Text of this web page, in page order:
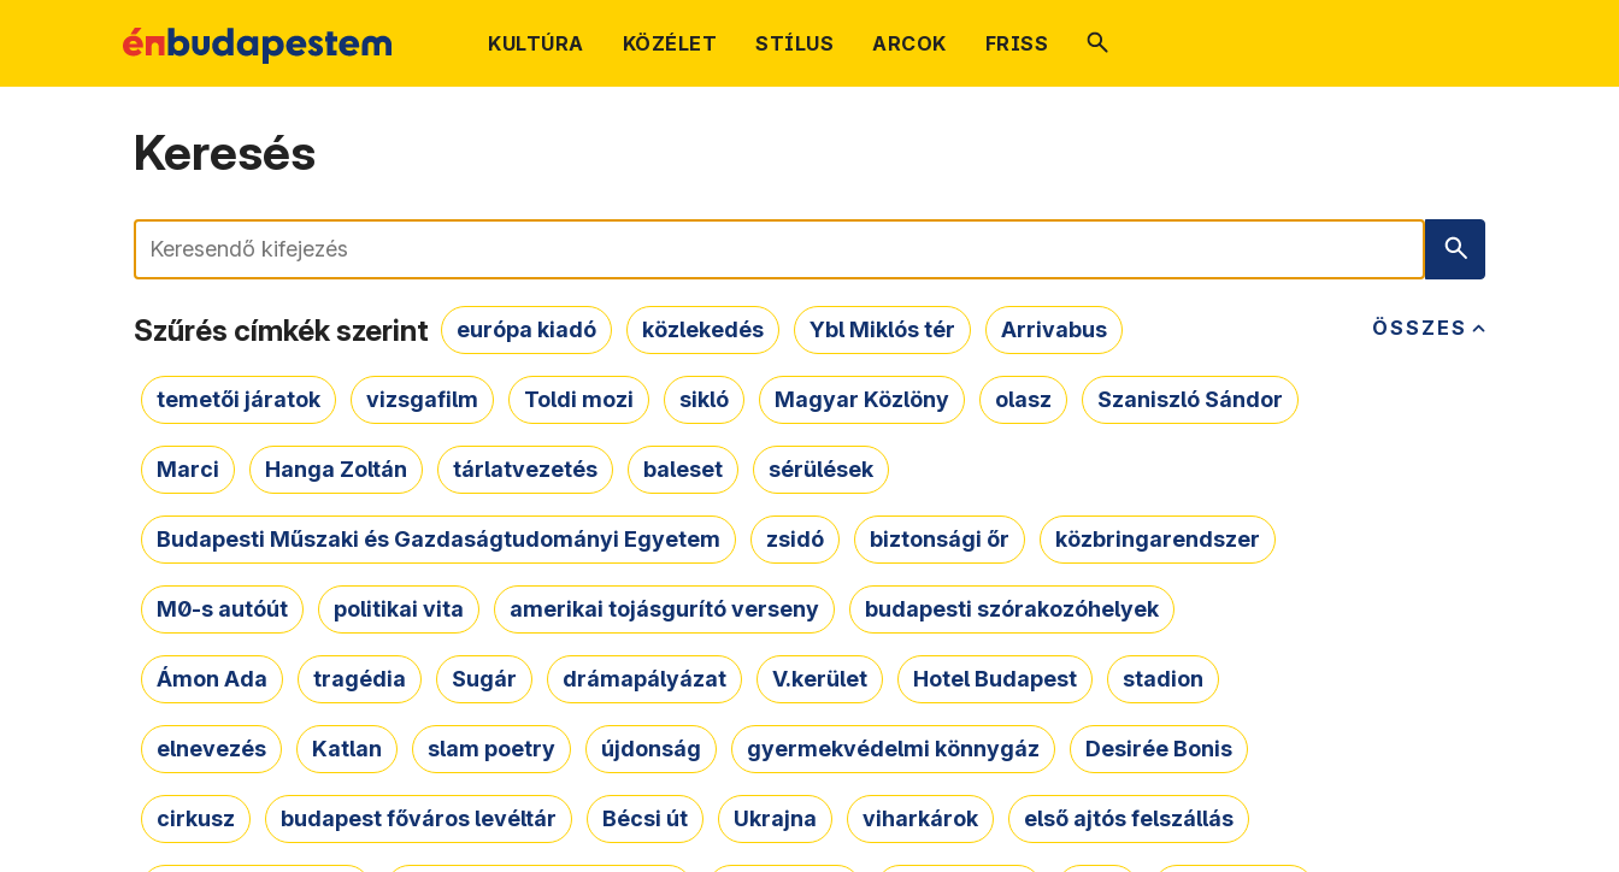
KULTÚRA KÖZÉLET STÍLUS ARCOK FRISS
Keresés
Keresés
ÖSSZES
Szűrés címkék szerint európa kiadó közlekedés Ybl Miklós tér Arrivabus
temetői járatok vizsgafilm Toldi mozi sikló Magyar Közlöny olasz Szaniszló Sándor
Marci Hanga Zoltán tárlatvezetés baleset sérülések
Budapesti Műszaki és Gazdaságtudományi Egyetem zsidó biztonsági őr közbringarendszer
M0-s autóút politikai vita amerikai tojásgurító verseny budapesti szórakozóhelyek
Ámon Ada tragédia Sugár drámapályázat V.kerület Hotel Budapest stadion
elnevezés Katlan slam poetry újdonság gyermekvédelmi könnygáz Desirée Bonis
cirkusz budapest főváros levéltár Bécsi út Ukrajna viharkárok első ajtós felszállás